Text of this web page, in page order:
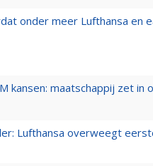
onder meer Lufthansa en
kansen: maatschappij zet in
Lufthansa overweegt